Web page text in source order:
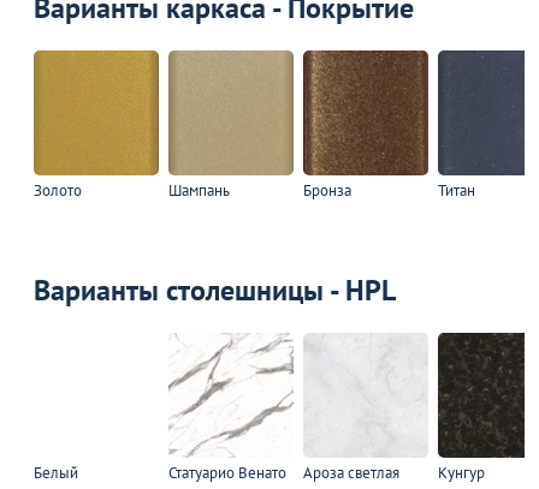
Варианты каркаса - Покрытие
Золото Шампань Бронза Титан
Варианты столешницы - HPL
Белый Статуарио Венато Ароза светлая Кунгур